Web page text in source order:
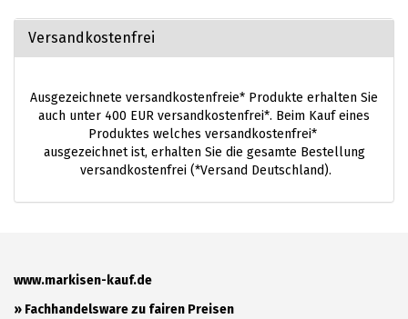
Versandkostenfrei
Ausgezeichnete versandkostenfreie* Produkte erhalten Sie
auch unter 400 EUR versandkostenfrei*. Beim Kauf eines
Produktes welches versandkostenfrei*
ausgezeichnet ist, erhalten Sie die gesamte Bestellung
versandkostenfrei (*Versand Deutschland).
www.markisen-kauf.de
» Fachhandelsware zu fairen Preisen